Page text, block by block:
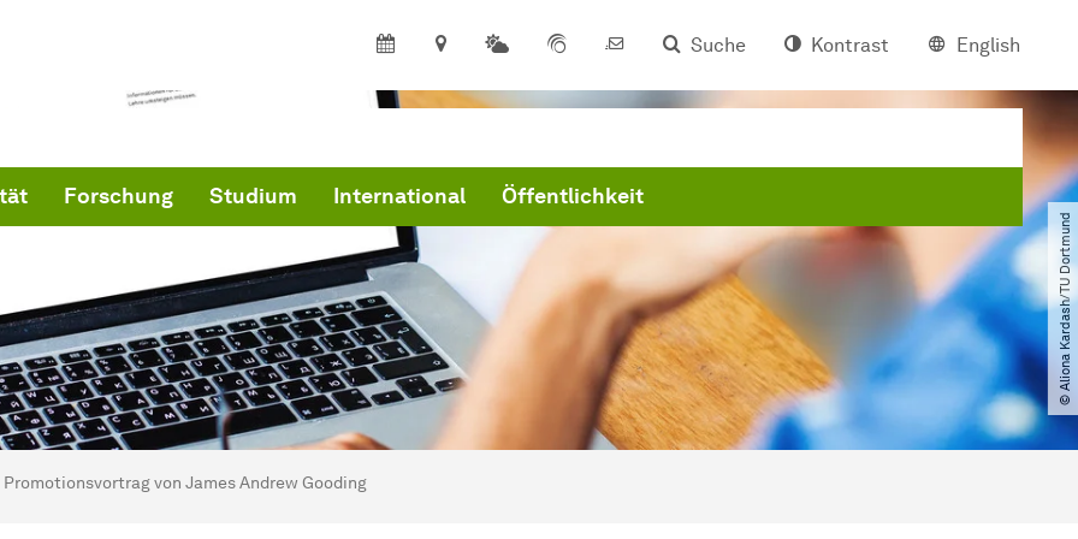
Suche Kontrast English
Forschung Studium International Öffentlichkeit
© Aliona Kardash​/​TU Dortmund
hier:
Promotionsvortrag von James Andrew Gooding